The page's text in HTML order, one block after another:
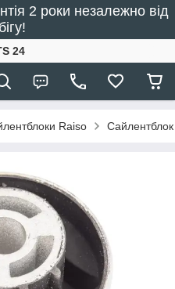
2 роки незалежно від
24
Raiso